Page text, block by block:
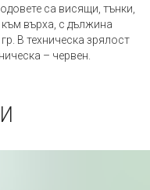
са висящи, тънки,
върха, с дължина
В техническа зрялост
– червен.